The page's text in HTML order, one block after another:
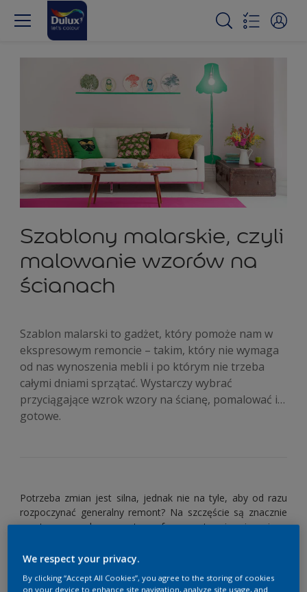
Szablony malarskie, czyli
malowanie wzorów na
ścianach
Szablon malarski to gadżet, który pomoże nam w
ekspresowym remoncie – takim, który nie wymaga
od nas wynoszenia mebli i po którym nie trzeba
całymi dniami sprzątać. Wystarczy wybrać
przyciągające wzrok wzory na ścianę, pomalować i…
gotowe.
Potrzeba zmian jest silna, jednak nie na tyle, aby od razu
rozpoczynać generalny remont? Na szczęście są znacznie
prostsze sposoby na metamorfozę wnętrza i zmianę jego
mebli czy dodatków. Wypróbujmy
możemy je zastosować w dowolnym pomieszczeniu.
We respect your privacy.
By clicking “Accept All Cookies”, you agree to the storing of cookies
on your device to enhance site navigation, analyze site usage, and